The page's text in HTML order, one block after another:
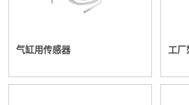
气缸用传感器 工厂